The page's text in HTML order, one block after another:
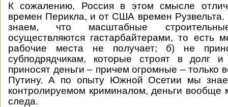
К сожалению, Россия в этом смысле
времен Перикла, и от США времен
знаем, что масштабные
осуществляются гастарбайтерами, то есть
рабочие места не получает; б) не
субподрядчикам, которые строят в долг
приносят деньги – причем огромные – только
Путину. А по опыту Южной Осетии мы
контролируемом криминалом, деньги вообще
следа.